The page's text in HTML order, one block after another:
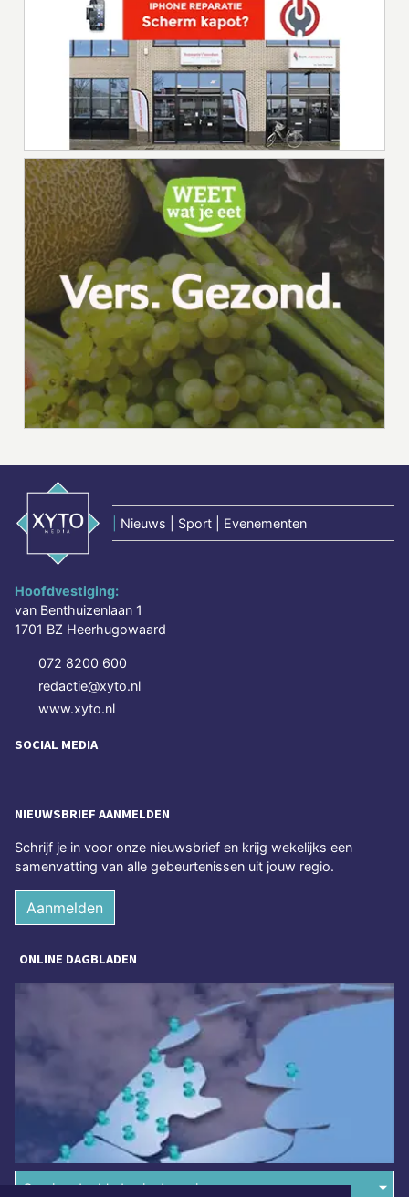
Nieuws | Sport | Evenementen
Hoofdvestiging:
van Benthuizenlaan 1
1701 BZ Heerhugowaard
072 8200 600
redactie@xyto.nl
www.xyto.nl
SOCIAL MEDIA
NIEUWSBRIEF AANMELDEN
Schrijf je in voor onze nieuwsbrief en krijg wekelijks een
samenvatting van alle gebeurtenissen uit jouw regio.
Aanmelden
ONLINE DAGBLADEN
Overige dagbladen in de regio